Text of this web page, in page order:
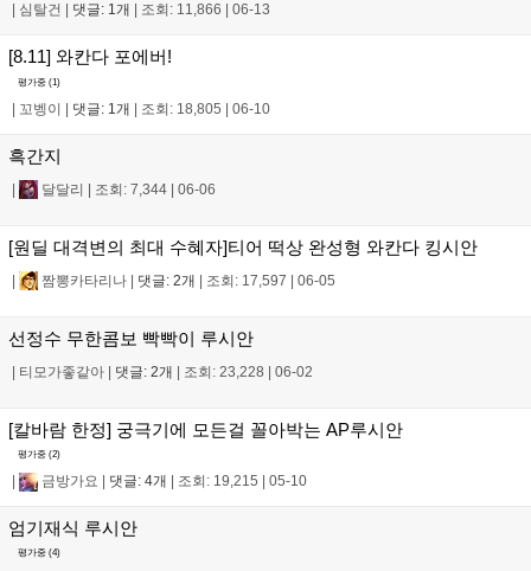
심탈건 댓글: 1개 조회: 11,866 06-13
[8.11] 와칸다 포에버!
평가중 (1)
| 꼬벵이 | 댓글: 1개 | 조회: 18,805 | 06-10
흑간지
| 달달리 | 조회: 7,344 | 06-06
[원딜 대격변의 최대 수혜자]티어 떡상 완성형 와칸다 킹시안
| 짬뽕카타리나 | 댓글: 2개 | 조회: 17,597 | 06-05
선정수 무한콤보 빡빡이 루시안
| 티모가좋같아 | 댓글: 2개 | 조회: 23,228 | 06-02
[칼바람 한정] 궁극기에 모든걸 꼴아박는 AP루시안
평가중 (2)
금방가요 댓글: 4개 조회: 19,215 05-10
엄기재식 루시안
평가중 (4)